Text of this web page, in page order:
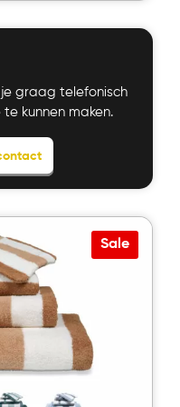
graag telefonisch
kunnen maken.
Sale